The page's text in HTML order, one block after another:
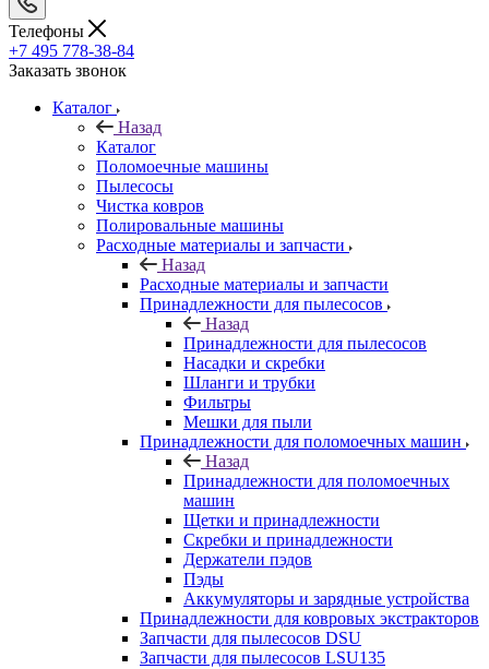
Телефоны
+7 495 778-38-84
Заказать звонок
Каталог
Назад
Каталог
Поломоечные машины
Пылесосы
Чистка ковров
Полировальные машины
Расходные материалы и запчасти
Назад
Расходные материалы и запчасти
Принадлежности для пылесосов
Назад
Принадлежности для пылесосов
Насадки и скребки
Шланги и трубки
Фильтры
Мешки для пыли
Принадлежности для поломоечных машин
Назад
Принадлежности для поломоечных
машин
Щетки и принадлежности
Скребки и принадлежности
Держатели пэдов
Пэды
Аккумуляторы и зарядные устройства
Принадлежности для ковровых экстракторов
Запчасти для пылесосов DSU
Запчасти для пылесосов LSU135